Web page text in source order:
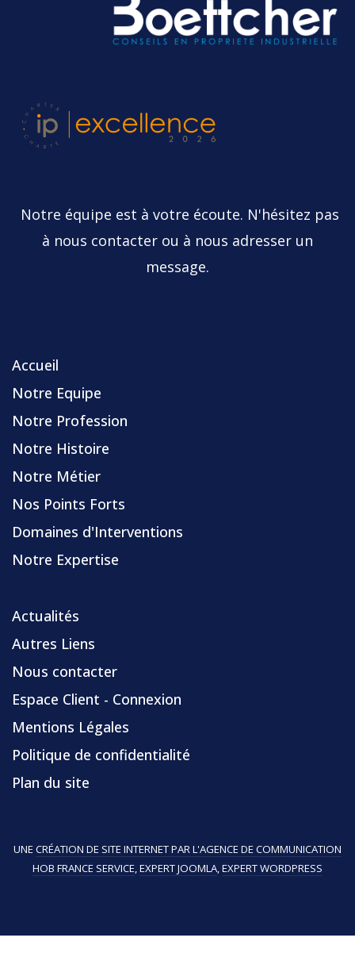
Notre équipe est à votre écoute. N'hésitez pas
à nous contacter ou à nous adresser un
message.
Accueil
Notre Equipe
Notre Profession
Notre Histoire
Notre Métier
Nos Points Forts
Domaines d'Interventions
Notre Expertise
Actualités
Autres Liens
Nous contacter
Espace Client - Connexion
Mentions Légales
Politique de confidentialité
Plan du site
UNECRÉATION DE SITE INTERNET PAR L'AGENCE DE COMMUNICATION
HOB FRANCE SERVICE,EXPERT JOOMLA,EXPERT WORDPRESS